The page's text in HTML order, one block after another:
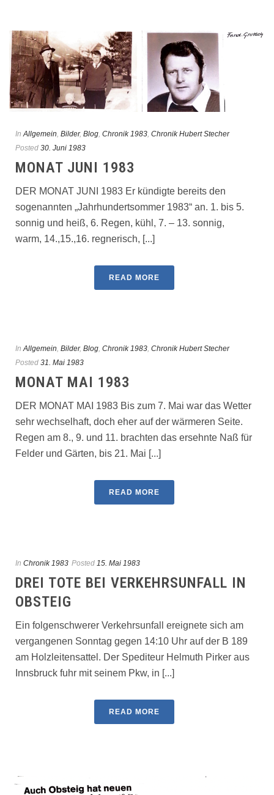
In Allgemein, Bilder, Blog, Chronik 1983, Chronik Hubert Stecher
Posted 30. Juni 1983
MONAT JUNI 1983
DER MONAT JUNI 1983 Er kündigte bereits den
sogenannten „Jahrhundertsommer 1983“ an. 1. bis 5.
sonnig und heiß, 6. Regen, kühl, 7. – 13. sonnig,
warm, 14.,15.,16. regnerisch, [...]
READ MORE
In Allgemein, Bilder, Blog, Chronik 1983, Chronik Hubert Stecher
Posted 31. Mai 1983
MONAT MAI 1983
DER MONAT MAI 1983 Bis zum 7. Mai war das Wetter
sehr wechselhaft, doch eher auf der wärmeren Seite.
Regen am 8., 9. und 11. brachten das ersehnte Naß für
Felder und Gärten, bis 21. Mai [...]
READ MORE
In Chronik 1983 Posted 15. Mai 1983
DREI TOTE BEI VERKEHRSUNFALL IN
OBSTEIG
Ein folgenschwerer Verkehrs­unfall ereignete sich am
vergan­genen Sonntag gegen 14:10 Uhr auf der B 189
am Holzleitensat­tel. Der Spediteur Helmuth Pir­ker aus
Innsbruck fuhr mit sei­nem Pkw, in [...]
READ MORE